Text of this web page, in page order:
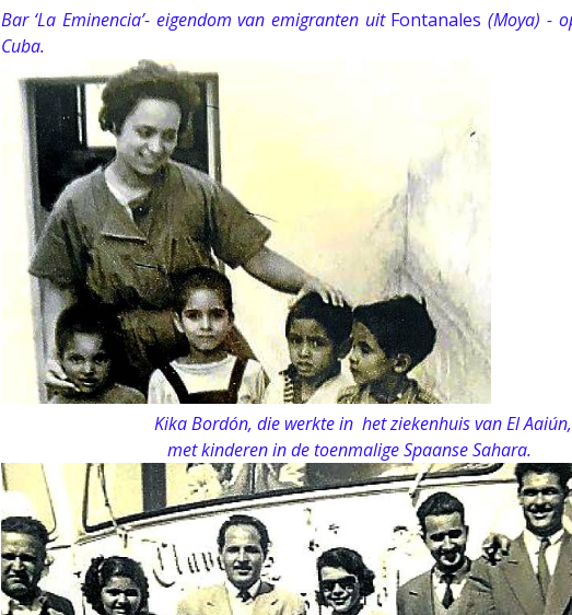
Bar ‘La Eminencia’- eigendom van emigranten uit Fontanales (Moya) -
Cuba.
Kika Bordón, die werkte in het ziekenhuis van El Aaiún,
met kinderen in de toenmalige Spaanse Sahara.